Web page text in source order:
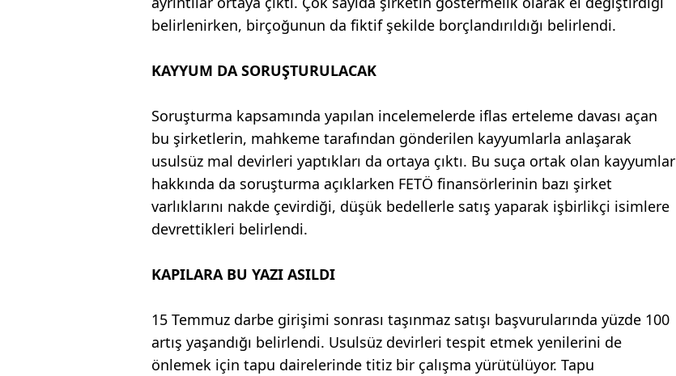
belirlenirken, birçoğunun da fiktif şekilde borçlandırıldığı belirlendi.
KAYYUM DA SORUŞTURULACAK
Soruşturma kapsamında yapılan incelemelerde iflas erteleme davası açan
bu şirketlerin, mahkeme tarafından gönderilen kayyumlarla anlaşarak
usulsüz mal devirleri yaptıkları da ortaya çıktı. Bu suça ortak olan kayyumlar
hakkında da soruşturma açıklarken FETÖ finansörlerinin bazı şirket
varlıklarını nakde çevirdiği, düşük bedellerle satış yaparak işbirlikçi isimlere
devrettikleri belirlendi.
KAPILARA BU YAZI ASILDI
15 Temmuz darbe girişimi sonrası taşınmaz satışı başvurularında yüzde 100
artış yaşandığı belirlendi. Usulsüz devirleri tespit etmek yenilerini de
önlemek için tapu dairelerinde titiz bir çalışma yürütülüyor. Tapu